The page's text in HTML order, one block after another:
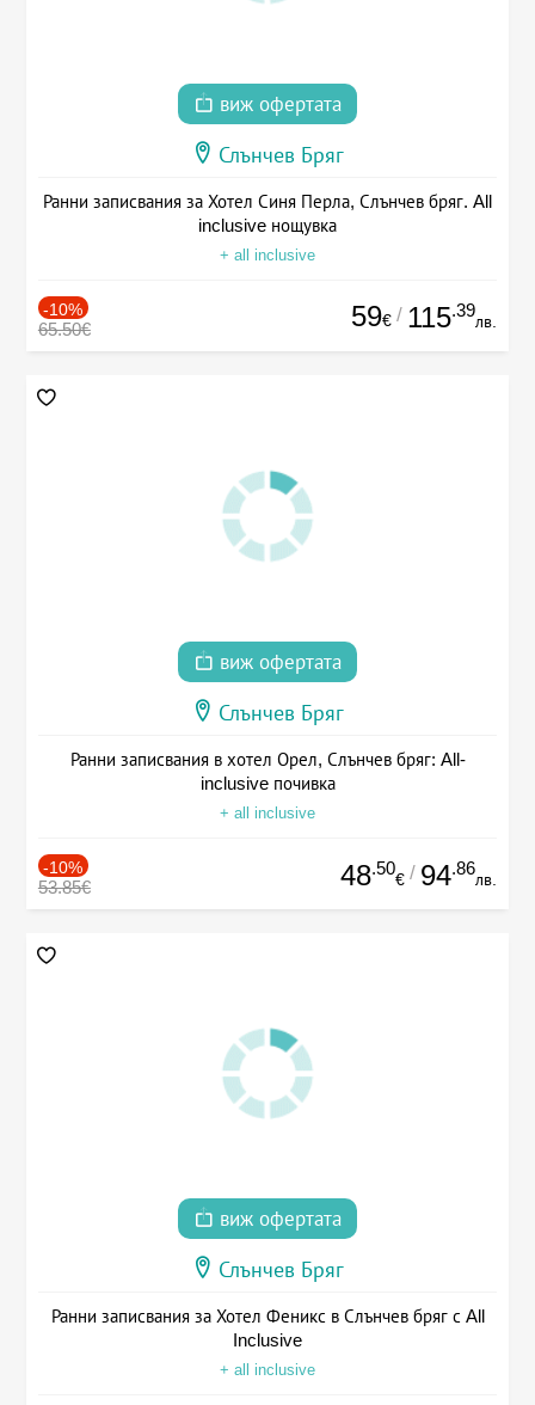
виж офертата
Слънчев Бряг
Ранни записвания за Хотел Синя Перла, Слънчев бряг. All
inclusive нощувка
+ all inclusive
-10%
65.50€ 59€ / 115.39
лв.
виж офертата
Слънчев Бряг
Ранни записвания в хотел Орел, Слънчев бряг: All-
inclusive почивка
+ all inclusive
-10%
53.85€ 48.50
€ / 94.86
лв.
виж офертата
Слънчев Бряг
Ранни записвания за Хотел Феникс в Слънчев бряг с All
Inclusive
+ all inclusive